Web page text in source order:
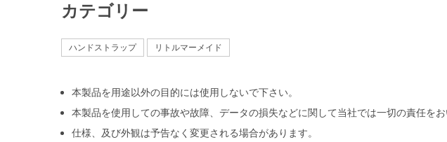
カテゴリー
ハンドストラップ リトルマーメイド
本製品を用途以外の目的には使用しないで下さい。
本製品を使用しての事故や故障、データの損失などに関して当社では一切の責任を
仕様、及び外観は予告なく変更される場合があります。